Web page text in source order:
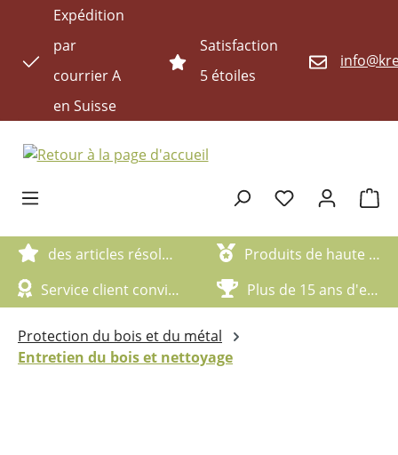
Passer au contenu principal
Expédition
par
courrier A
en Suisse
Satisfaction
5 étoiles
Le
des articles résolument écologiques
Produits de haute qualité
Service client convivial
Plus de 15 ans d'expérience
Protection du bois et du métal
Entretien du bois et nettoyage